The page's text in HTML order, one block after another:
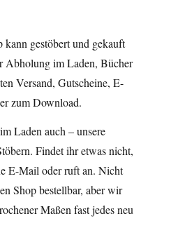
kann gestöbert und gekauft
Abholung im Laden, Bücher
Versand, Gutscheine, E-
zum Download.
Laden auch – unsere
Findet ihr etwas nicht,
E-Mail oder ruft an. Nicht
Shop bestellbar, aber wir
Maßen fast jedes neu